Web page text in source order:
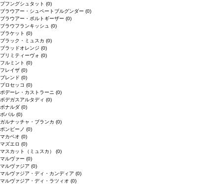
プフングシュタット (0)
ブラウアー・シュペートブルグンダー (0)
ブラウアー・ポルトギーザー (0)
ブラウフランキッシュ (0)
ブラケット (0)
ブラック・ミュスカ (0)
ブラッドオレンジ (0)
プリミティーヴォ (0)
フルミント (0)
フレイザ (0)
ブレンド (0)
プロセッコ (0)
ポデーレ・カストラーニ (0)
ボデガスアルタディ (0)
ボナルダ (0)
ボバル (0)
ガルナッチャ・ブランカ (0)
ボンビーノ (0)
マカベオ (0)
マズエロ (0)
マスカット（ミュスカ） (0)
マルヴァー (0)
マルヴァジア (0)
マルヴァジア・ディ・カンディア (0)
マルヴァジア・ディ・ラツィオ (0)